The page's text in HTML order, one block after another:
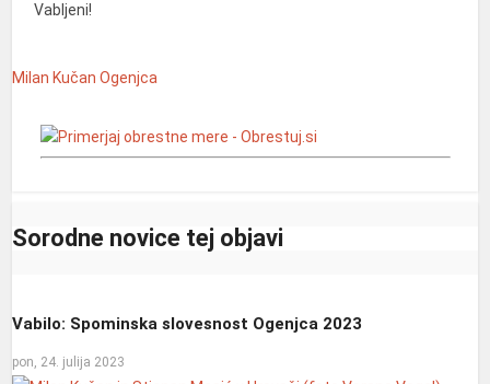
Vabljeni!
Milan Kučan Ogenjca
Sorodne novice tej objavi
Vabilo: Spominska slovesnost Ogenjca 2023
pon, 24. julija 2023